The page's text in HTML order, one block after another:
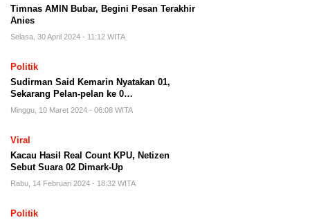
Timnas AMIN Bubar, Begini Pesan Terakhir
Anies
Selasa, 30 April 2024 - 11:12 WITA
Politik
Sudirman Said Kemarin Nyatakan 01,
Sekarang Pelan-pelan ke 0…
Minggu, 10 Maret 2024 - 06:08 WITA
Viral
Kacau Hasil Real Count KPU, Netizen
Sebut Suara 02 Dimark-Up
Rabu, 14 Februari 2024 - 18:32 WITA
Politik